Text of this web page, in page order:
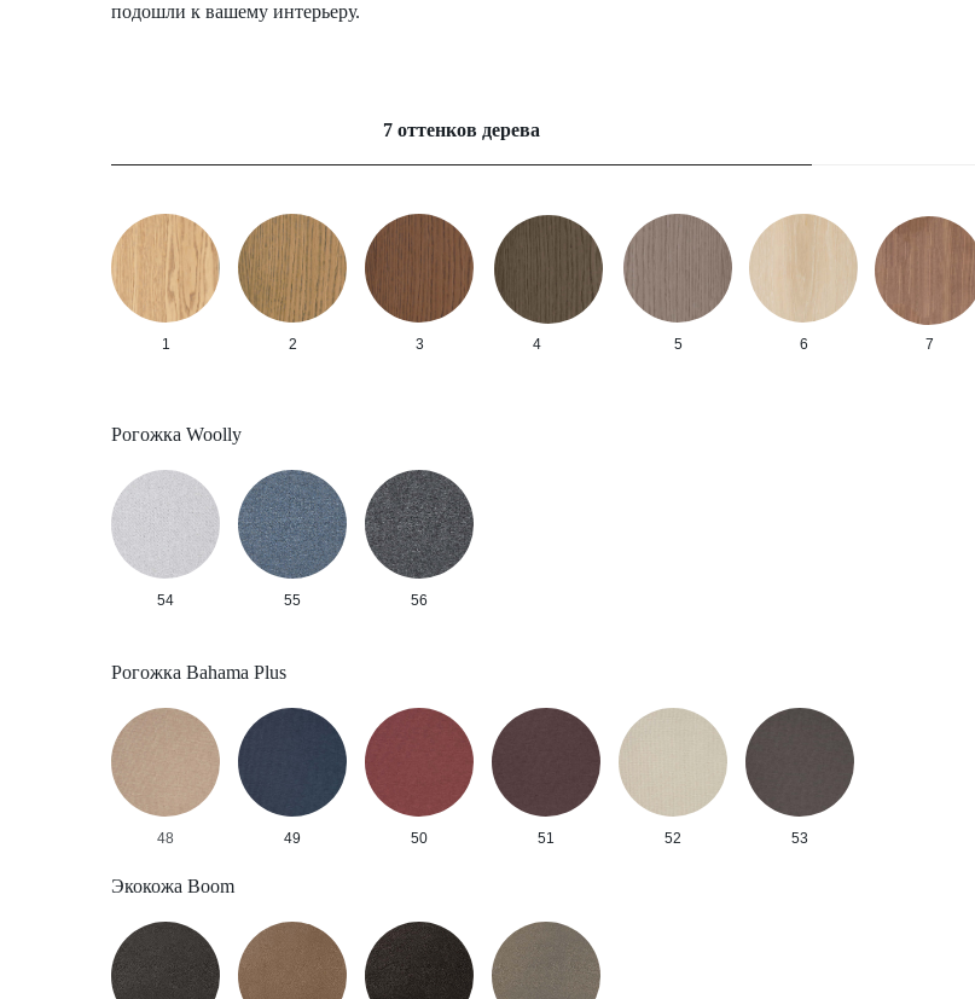
подошли к вашему интерьеру.
7 оттенков дерева
1 2 3 4 5 6 7
Рогожка Woolly
54 55 56
Рогожка Bahama Plus
48 49 50 51 52 53
Экокожа Boom